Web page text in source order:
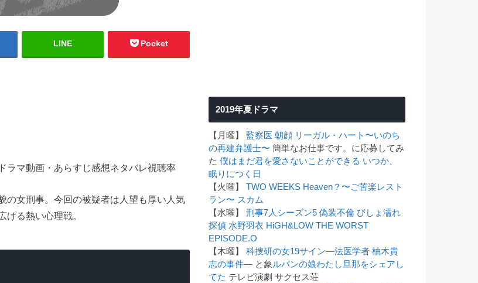
LINE Pocket
ラマ動画・あらすじ感想ネタバレ視聴率
の女刑事。今回の被疑者は人望も厚い人気
る熱い心理戦。
2019年夏ドラマ
【月曜】 監察医 朝顔 リーガル・ハート〜いのち
の再建弁護士〜 簡単なお仕事です。に応募してみ
た 僕はまだ君を愛さないことができる いつか、
眠りにつく日
【火曜】 TWO WEEKS Heaven？〜ご苦楽レスト
ラン〜 スカム
【水曜】 刑事7人シーズン5 偽装不倫 びしょ濡れ
探偵 水野羽衣 HiGH&LOW THE WORST
EPISODE.O
【木曜】 科捜研の女19サイン―法医学者 柚木貴
志の事件― と象 ルパンの娘わたし旦那をシェアし
てた テレビ演劇 サクセス荘